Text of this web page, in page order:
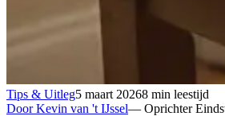
Tips & Uitleg5 maart 20268 min leestijd
Door Kevin van 't IJssel— Oprichter